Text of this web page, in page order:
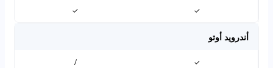
✓
✓
أندرويد أوتو
✓
/